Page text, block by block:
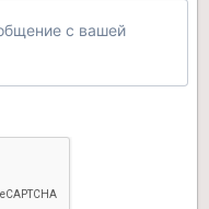
с вашей